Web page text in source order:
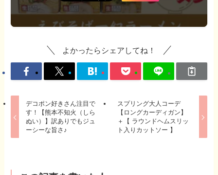
よかったらシェアしてね！
デコポン好きさん注目で
す！【熊本不知火（しら
ぬい）】訳ありでもジュ
ーシーな旨さ♪
スプリング大人コーデ
【ロングカーディガン】
＋【 ラウンドヘムスリッ
ト入りカットソー 】